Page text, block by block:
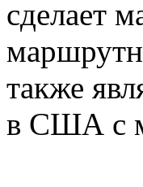
сделает
также
в США с